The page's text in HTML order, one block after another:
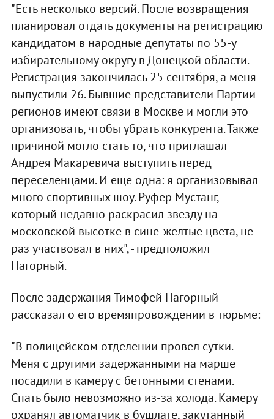
"Есть несколько версий. После возвращения
планировал отдать документы на регистрацию
кандидатом в народные депутаты по 55-у
избирательному округу в Донецкой области.
Регистрация закончилась 25 сентября, а меня
выпустили 26. Бывшие представители Партии
регионов имеют связи в Москве и могли это
организовать, чтобы убрать конкурента. Также
причиной могло стать то, что приглашал
Андрея Макаревича выступить перед
переселенцами. И еще одна: я организовывал
много спортивных шоу. Руфер Мустанг,
который недавно раскрасил звезду на
московской высотке в сине-желтые цвета, не
раз участвовал в них", - предположил
Нагорный.
После задержания Тимофей Нагорный
рассказал о его времяпровождении в тюрьме:
"В полицейском отделении провел сутки.
Меня с другими задержанными на марше
посадили в камеру с бетонными стенами.
Спать было невозможно из-за холода. Камеру
охранял автоматчик в бушлате, закутанный